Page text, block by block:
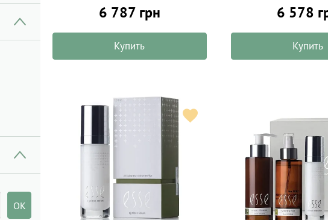
6 787 грн
Купить
6 578
Купить